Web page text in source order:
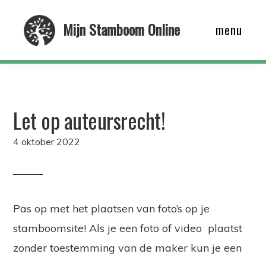
Mijn Stamboom Online menu
Let op auteursrecht!
4 oktober 2022
Pas op met het plaatsen van foto’s op je
stamboomsite! Als je een foto of video plaatst
zonder toestemming van de maker kun je een